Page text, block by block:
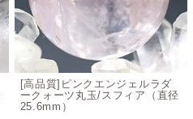
[高品質]ピンクエンジェルラダ
ークォーツ丸玉/スフィア（直径
25.6mm）